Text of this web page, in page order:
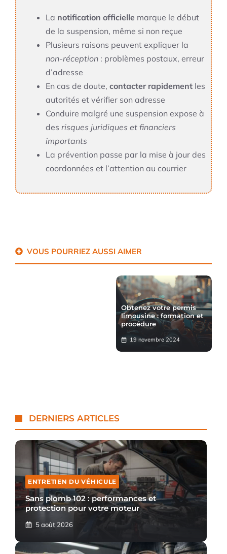
La notification officielle marque le début
de la suspension, même si non reçue
Plusieurs raisons peuvent expliquer la
non-réception : problèmes postaux, erreur
d’adresse
En cas de doute, contacter rapidement les
autorités et vérifier son adresse
Conduire malgré une suspension expose à
des risques juridiques et financiers
importants
La prévention passe par la mise à jour des
coordonnées et l’attention au courrier
VOUS POURRIEZ AUSSI AIMER
Obtenez votre permis
limousine : formation et
procédure
19 novembre 2024
DERNIERS ARTICLES
ENTRETIEN DU VÉHICULE
Sans plomb 102 : performances et
protection pour votre moteur
5 août 2026